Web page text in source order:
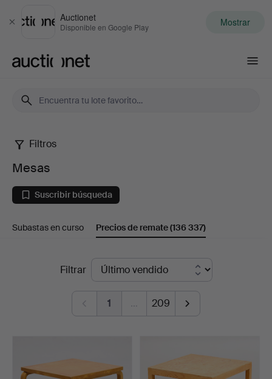
Cerrar
Auctionet
Disponible en Google Play Mostrar
Mesas
Filtros
Mesas
Suscribir búsqueda
Subastas en curso Precios de remate(136 337)
Filtrar
1 … 209